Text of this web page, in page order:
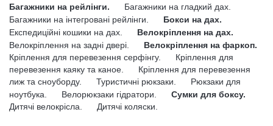
Багажники на рейлінги.
Багажники на гладкий дах.
Багажники на інтегровані рейлінги.
Бокси на дах.
Експедиційні кошики на дах.
Велокріплення на дах.
Велокріплення на задні двері.
Велокріплення на фаркоп.
Кріплення для перевезення серфінгу.
Кріплення для
перевезення каяку та каное.
Кріплення для перевезення
лиж та сноуборду.
Туристичні рюкзаки.
Рюкзаки для
ноутбука.
Велорюкзаки гідратори.
Сумки для боксу.
Дитячі велокрісла.
Дитячі коляски.